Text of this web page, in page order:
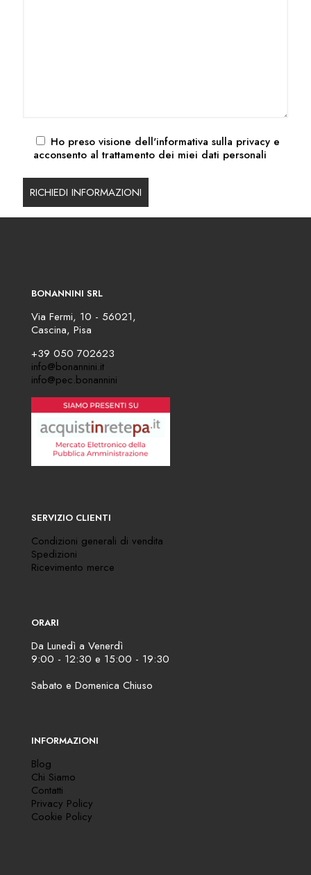
Ho preso visione dell'informativa sulla privacy e
acconsento al trattamento dei miei dati personali
BONANNINI SRL
Via Fermi, 10 - 56021,
Cascina, Pisa
+39 050 702623
info@bonannini.it
info@pec.bonannini
SERVIZIO CLIENTI
Condizioni generali di vendita
Spedizioni
Ricevimento merce
ORARI
Da Lunedì a Venerdì
9:00 - 12:30 e 15:00 - 19:30
Sabato e Domenica Chiuso
INFORMAZIONI
Blog
Chi Siamo
Contatti
Privacy Policy
Cookie Policy